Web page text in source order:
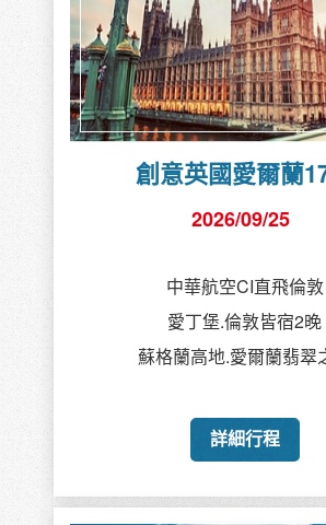
創意英國愛爾蘭
2026/09/25
中華航空CI直飛倫敦
愛丁堡.倫敦皆宿2晚
蘇格蘭高地.愛爾蘭翡翠
詳細行程